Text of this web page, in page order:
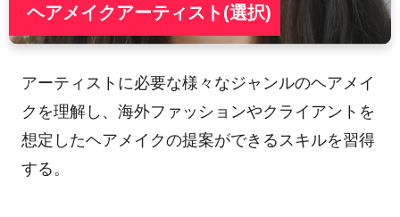
ヘアメイクアーティスト(選択)
アーティストに必要な様々なジャンルのヘアメイ
クを理解し、海外ファッションやクライアントを
想定したヘアメイクの提案ができるスキルを習得
する。